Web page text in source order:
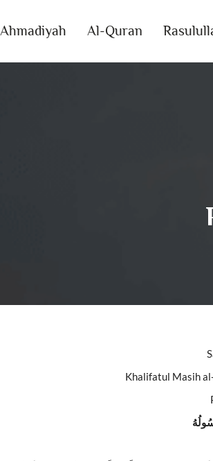
Ahmadiyah Al-Quran